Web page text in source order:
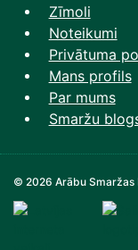
Zīmoli
Noteikumi
Privātuma
Mans profils
Par mums
Smaržu
© 2026 Arābu Smaržas